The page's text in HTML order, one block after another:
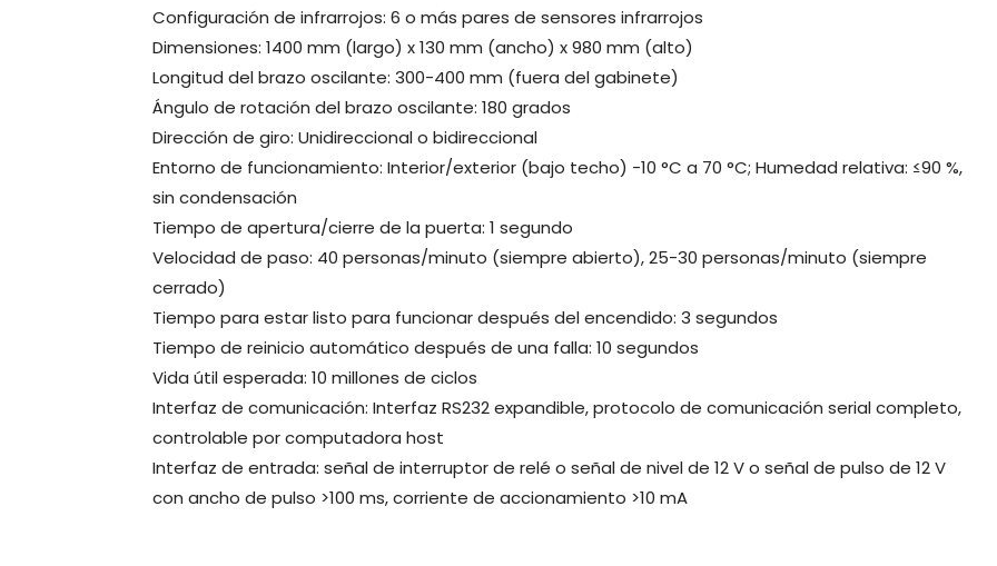
Configuración de infrarrojos: 6 o más pares de sensores infrarrojos
Dimensiones: 1400 mm (largo) x 130 mm (ancho) x 980 mm (alto)
Longitud del brazo oscilante: 300-400 mm (fuera del gabinete)
Ángulo de rotación del brazo oscilante: 180 grados
Dirección de giro: Unidireccional o bidireccional
Entorno de funcionamiento: Interior/exterior (bajo techo) -10 °C a 70 °C; Humedad relativa: ≤90 %,
sin condensación
Tiempo de apertura/cierre de la puerta: 1 segundo
Velocidad de paso: 40 personas/minuto (siempre abierto), 25-30 personas/minuto (siempre
cerrado)
Tiempo para estar listo para funcionar después del encendido: 3 segundos
Tiempo de reinicio automático después de una falla: 10 segundos
Vida útil esperada: 10 millones de ciclos
Interfaz de comunicación: Interfaz RS232 expandible, protocolo de comunicación serial completo,
controlable por computadora host
Interfaz de entrada: señal de interruptor de relé o señal de nivel de 12 V o señal de pulso de 12 V
con ancho de pulso >100 ms, corriente de accionamiento >10 mA